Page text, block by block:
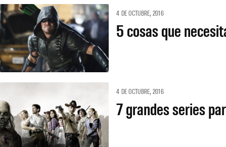
4 DE OCTUBRE, 2016
5 cosas que
4 DE OCTUBRE, 2016
7 grandes series